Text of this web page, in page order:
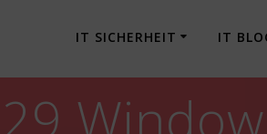
IT SICHERHEIT IT